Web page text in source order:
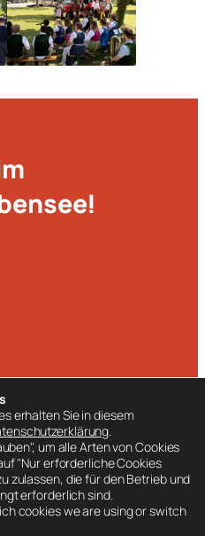
erhalten Sie in diesem
.
um alle Arten von Cookies
"Nur erforderliche Cookies
zulassen, die für den Betrieb und
erforderlich sind.
cookies we are using or switch